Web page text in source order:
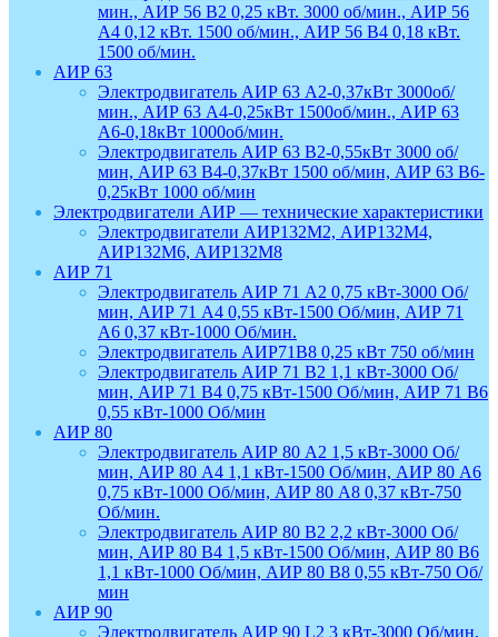
мин., АИР 56 В2 0,25 кВт. 3000 об/мин., АИР 56
А4 0,12 кВт. 1500 об/мин., АИР 56 В4 0,18 кВт.
1500 об/мин.
АИР 63
Электродвигатель АИР 63 А2-0,37кВт 3000об/
мин., АИР 63 А4-0,25кВт 1500об/мин., АИР 63
А6-0,18кВт 1000об/мин.
Электродвигатель АИР 63 В2-0,55кВт 3000 об/
мин, АИР 63 В4-0,37кВт 1500 об/мин, АИР 63 В6-
0,25кВт 1000 об/мин
Электродвигатели АИР — технические характеристики
Электродвигатели АИР132М2, АИР132М4,
АИР132М6, АИР132М8
АИР 71
Электродвигатель АИР 71 А2 0,75 кВт-3000 Об/
мин, АИР 71 А4 0,55 кВт-1500 Об/мин, АИР 71
А6 0,37 кВт-1000 Об/мин.
Электродвигатель АИР71В8 0,25 кВт 750 об/мин
Электродвигатель АИР 71 В2 1,1 кВт-3000 Об/
мин, АИР 71 В4 0,75 кВт-1500 Об/мин, АИР 71 В6
0,55 кВт-1000 Об/мин
АИР 80
Электродвигатель АИР 80 А2 1,5 кВт-3000 Об/
мин, АИР 80 А4 1,1 кВт-1500 Об/мин, АИР 80 А6
0,75 кВт-1000 Об/мин, АИР 80 А8 0,37 кВт-750
Об/мин.
Электродвигатель АИР 80 В2 2,2 кВт-3000 Об/
мин, АИР 80 В4 1,5 кВт-1500 Об/мин, АИР 80 В6
1,1 кВт-1000 Об/мин, АИР 80 В8 0,55 кВт-750 Об/
мин
АИР 90
Электродвигатель АИР 90 L2 3 кВт-3000 Об/мин,